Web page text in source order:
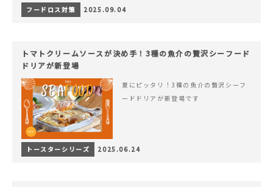
フードロス対策 2025.09.04
トマトクリームソースが決め手！3種の魚介の贅沢シーフード
ドリアが新登場
夏にピッタリ！3種の魚介の贅沢シーフ
ードドリアが新登場です
トースターシリーズ 2025.06.24